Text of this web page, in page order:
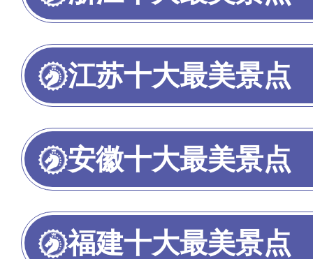
江苏十大最美景点
安徽十大最美景点
福建十大最美景点